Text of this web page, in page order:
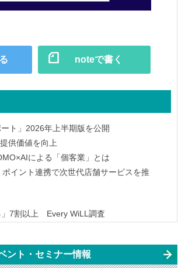
noteで書く
ト」2026年上半期版を公開
供価値を向上
による「個客業」とは
イント連携で次世代店舗サービスを推
」7割以上 Every WiLL調査
ント・セミナー情報